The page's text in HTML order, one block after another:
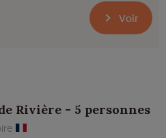
Voir
Rivière - 5 personnes